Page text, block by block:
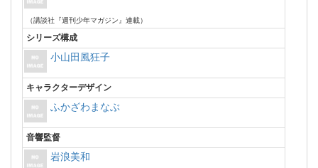
（講談社『週刊少年マガジン』連載）
シリーズ構成
小山田風狂子
キャラクターデザイン
ふかざわまなぶ
音響監督
岩浪美和